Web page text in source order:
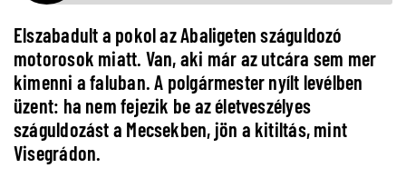
Elszabadult a pokol az Abaligeten száguldozó
motorosok miatt. Van, aki már az utcára sem mer
kimenni a faluban. A polgármester nyílt levélben
üzent: ha nem fejezik be az életveszélyes
száguldozást a Mecsekben, jön a kitiltás, mint
Visegrádon.